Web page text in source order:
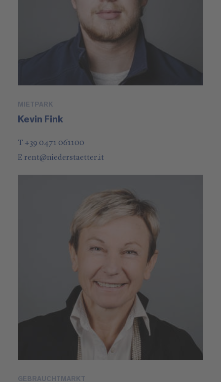
MIETPARK
Kevin Fink
T +39 0471 061100
E rent@niederstaetter.it
GEBRAUCHTMARKT